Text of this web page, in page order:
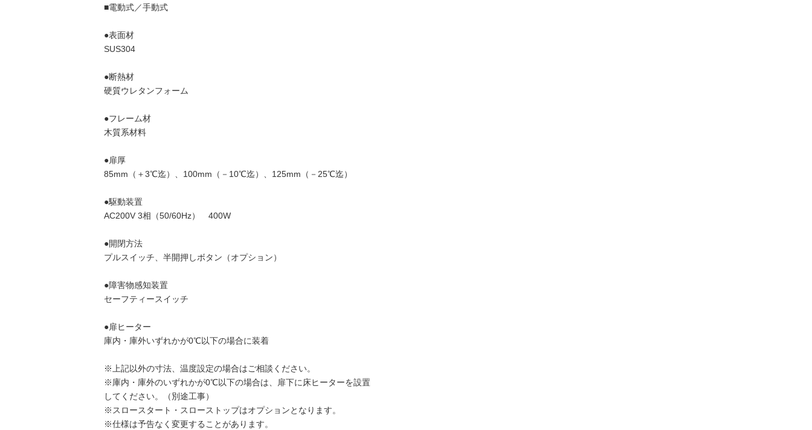
■電動式／手動式
●表面材
SUS304
●断熱材
硬質ウレタンフォーム
●フレーム材
木質系材料
●扉厚
85mm（＋3℃迄）、100mm（－10℃迄）、125mm（－25℃迄）
●駆動装置
AC200V 3相（50/60Hz） 400W
●開閉方法
プルスイッチ、半開押しボタン（オプション）
●障害物感知装置
セーフティースイッチ
●扉ヒーター
庫内・庫外いずれかが0℃以下の場合に装着
※上記以外の寸法、温度設定の場合はご相談ください。
※庫内・庫外のいずれかが0℃以下の場合は、扉下に床ヒーターを設置
してください。（別途工事）
※スロースタート・スローストップはオプションとなります。
※仕様は予告なく変更することがあります。